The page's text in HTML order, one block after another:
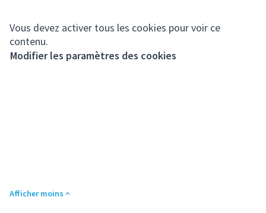
Vous devez activer tous les cookies pour voir ce
contenu.
Modifier les paramètres des cookies
Afficher moins